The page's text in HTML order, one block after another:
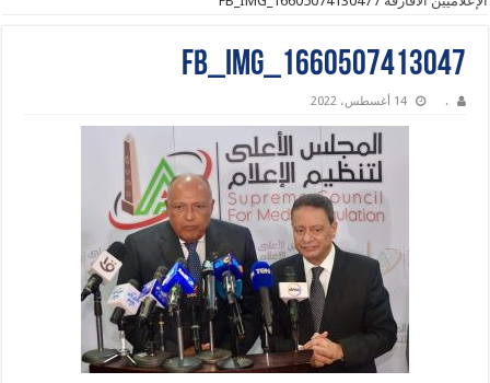
FB_IMG_1660507413047
. 14 أغسطس، 2022